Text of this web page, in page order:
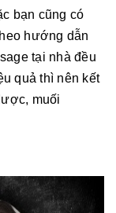
bạn cũng có
hướng dẫn
tại nhà đều
quả thì nên kết
muối